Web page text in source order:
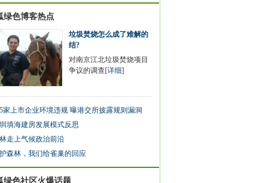
绿色博客热点
垃圾焚烧怎么成了难解的
结?
对南京江北垃圾焚烧项目
争议的调查[详细]
家上市企业环境违规 曝港交所披露规则漏洞
填海建房发展模式反思
走上气候政治前沿
森林，我们给雀巢的回应
绿色社区火爆话题